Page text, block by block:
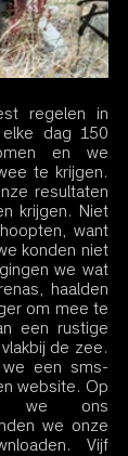
regelen in
elke dag 150
en we
te krijgen.
resultaten
krijgen. Niet
want
konden niet
we wat
haalden
om mee te
een rustige
de zee.
we een sms-
website. Op
we ons
we onze
Vijf